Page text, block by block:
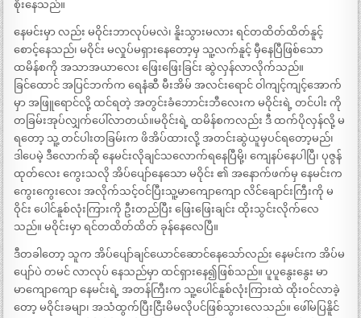
စိုးနေသည်။
နေမင်းမှာ လည်း မဝိုင်းဘာလုပ်မလဲ၊ နိူးသွားမလား ရင်တထိတ်ထိတ်နူင့်
စောင့်နေသည်၊ မဝိုင်း မလှုပ်မရှားနေတော့မှ သူ့လက်နူင့် မှီနေပြီဖြစ်သော
ထမိန်စကို အသာအယာလေး ဖြေးဖြေးခြင်း ဆွဲလှန်လာလိုက်သည်။
ခြင်ထောင် အပြင်ဘက်က ရေနံဆီ မီးအိမ် အလင်းရောင် ဝါကျင့်ကျင့်အောက်
မှာ အဖြူရောင်လို့ ထင်ရတဲ့ အတွင်းခံဘောင်းဘီလေးက မဝိုင်းရဲ့ တင်ပါး ကို
တခြမ်းအုပ်လျှက်ပေါ်လာတယ်။မဝိုင်းရဲ့ ထမိန်စကလည်း ဒီ ထက်ပိုလှန်လို့ မ
ရတော့ သူ့ တင်ပါးတခြမ်းက ဖိအိပ်ထားလို့ အတင်းဆွဲယူမှပင်ရတော့မည်၊
ဒါပေမဲ့ ဒီလောက်ဆို နေမင်းလိုချင်သလောက်ရနေပြီမို့၊ ကျေနပ်နေပါပြီ၊ ပုဇွန်
ထုတ်လေး ကွေးသလို အိပ်ပျော်နေသော မဝိုင်း ၏ အနောက်ဖက်မှ နေမင်းက
ကွေးကွေးလေး အလိုက်သင့်ဝင်ပြီးသူ့မာကျောကျော လိင်ချောင်းကြီးကို မ
ဝိုင်း ပေါင်နူစ်လုံးကြားကို ဦးတည်ပြီး ဖြေးဖြေးချင်း ထိုးသွင်းလိုက်လေ
သည်။ မဝိုင်းမှာ ရင်တထိတ်ထိတ် ခုန်နေလေပြီ။
ဒီတခါတော့ သူက အိပ်ပျော်ချင်ယောင်ဆောင်နေသော်လည်း နေမင်းက အိပ်မ
ပျော်ပဲ တမင် လာလုပ် နေသည်မှာ ထင်ရှားနေ၍ဖြစ်သည်။ ပူပူနွေးနွေး မာ
မာကျောကျော နေမင်းရဲ့ အတန်ကြီးက သူ့ပေါင်နူစ်လုံးကြားထဲ ထိုးဝင်လာခဲ့
တော့ မဝိုင်းခမျာ၊ အသံထွက်ပြီးငြီးမိမလိုပင်ဖြစ်သွားလေသည်။ ဖေါ်မပြနိူင်